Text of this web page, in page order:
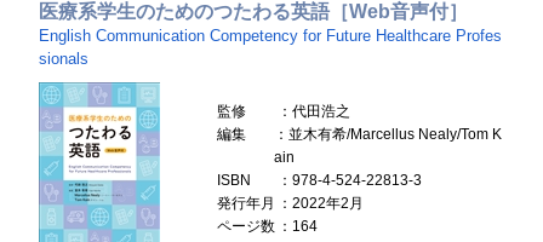
医療系学生のためのつたわる英語［Web音声付］
English Communication Competency for Future Healthcare Profes
sionals
監修
：代田浩之
編集
：並木有希/Marcellus Nealy/Tom K
ain
ISBN
：978-4-524-22813-3
発行年月
：2022年2月
ページ数 ：164